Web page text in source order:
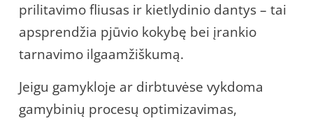
prilitavimo fliusas ir kietlydinio dantys – tai
apsprendžia pjūvio kokybę bei įrankio
tarnavimo ilgaamžiškumą.
Jeigu gamykloje ar dirbtuvėse vykdoma
gamybinių procesų optimizavimas,